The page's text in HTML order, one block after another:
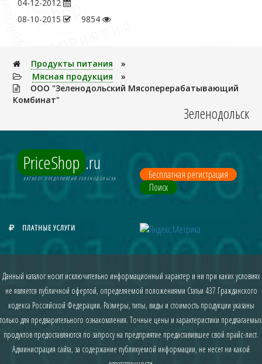
04-12-2012
08-10-2015
9854
Продукты питания
»
Мясная продукция
»
ООО "Зеленодольский Мясоперерабатывающий
Комбинат"
Зеленодольск
PriceShop .ru
КАТАЛОГ ПРЕДПРИЯТИЙ ЗЕЛЕНОДОЛЬСКА
Бесплатная регистрация
Поиск
ПЛАТНЫЕ УСЛУГИ
Данный каталог носит исключительно информационный характер и ни при каких условиях
не является публичной офертой, определяемой положениями Статьи 437 Гражданского
кодекса Российской Федерации. Размеры, типы, виды и стоимость продукции указаны
только для предварительного ознакомления. Точные цены и характеристики предлагаемых
продуктов предоставляются по запросу на предприятие предаставившее свой прайс-лист.
Администрация сайта, за содержание публикуемой информации, не несет ни какой